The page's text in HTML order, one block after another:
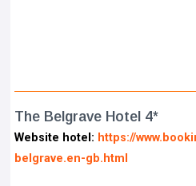
The Belgrave Hotel 4*
Website hotel: https://
belgrave.en-gb.html